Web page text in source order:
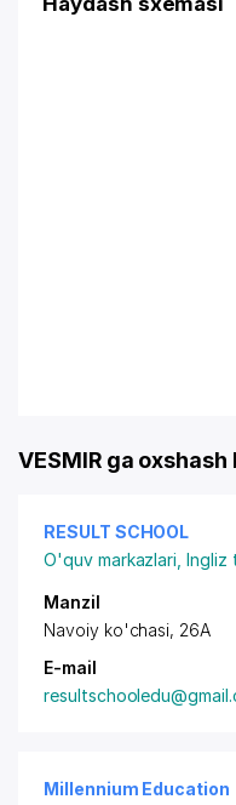
VESMIR ga
RESULT SCHOOL
O'quv markazlari ,Ingliz
Manzil
Navoiy ko'chasi, 26А
E-mail
Millennium Education